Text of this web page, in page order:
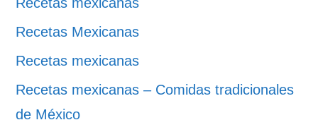
Recetas Mexicanas
Recetas mexicanas
Recetas mexicanas – Comidas tradicionales
de México